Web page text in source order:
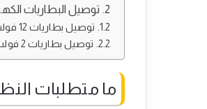
توصيل البطاريات
توصيل بطاريات 12 فولت
توصيل بطاريات 2 فولت
ما متطلبات النظام